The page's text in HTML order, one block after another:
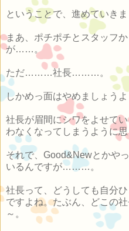
ということで、進めていきま
まあ、ポチポチとスタッフ
が……。
ただ………社長………。
しかめっ面はやめましょうよ
社長が眉間にシワをよせて
わなくなってしまうように思
それで、Good&Newとかや
いるんですが………。
社長って、どうしても自分
ですよね。たぶん、どこの
～。